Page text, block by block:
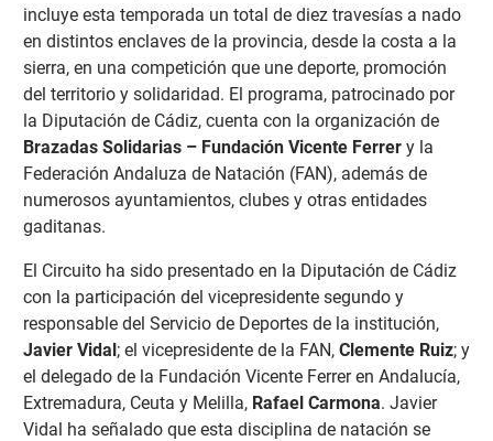
incluye esta temporada un total de diez travesías a nado
en distintos enclaves de la provincia, desde la costa a la
sierra, en una competición que une deporte, promoción
del territorio y solidaridad. El programa, patrocinado por
la Diputación de Cádiz, cuenta con la organización de
Brazadas Solidarias – Fundación Vicente Ferrery la
Federación Andaluza de Natación (FAN), además de
numerosos ayuntamientos, clubes y otras entidades
gaditanas.
El Circuito ha sido presentado en la Diputación de Cádiz
con la participación del vicepresidente segundo y
responsable del Servicio de Deportes de la institución,
Javier Vidal; el vicepresidente de la FAN, Clemente Ruiz; y
el delegado de la Fundación Vicente Ferrer en Andalucía,
Extremadura, Ceuta y Melilla, Rafael Carmona. Javier
Vidal ha señalado que esta disciplina de natación se